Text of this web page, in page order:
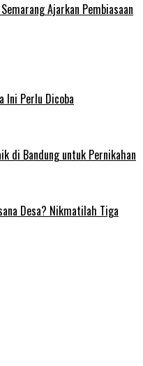
Ajarkan Pembiasaan
Ini Perlu Dicoba
di Bandung untuk Pernikahan
Desa? Nikmatilah Tiga